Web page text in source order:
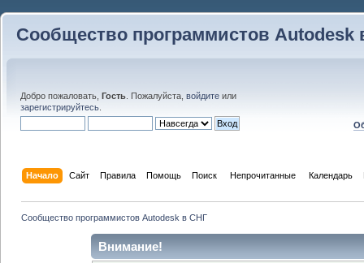
Сообщество программистов Autodesk
Добро пожаловать, Гость . Пожалуйста, войдите или
зарегистрируйтесь
Начало Сайт Правила Помощь Поиск Непрочитанные Календарь
Сообщество программистов Autodesk в СНГ
Внимание!